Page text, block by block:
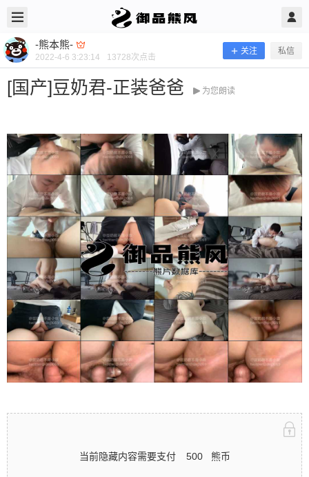
-熊本熊-
2022-4-6 3:23:14 13728次点击
关注 私信
[国产]豆奶君-正装爸爸 为您朗读
当前隐藏内容需要支付 500 熊币
-熊本熊- @ 御品熊风 2022/4/06
[国产]豆奶君-正装爸爸
当前隐藏内容需要支付500熊币 已有87人支付 登录
立刻注册 0 收藏